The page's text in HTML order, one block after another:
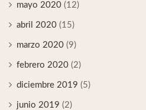
mayo 2020 (12)
abril 2020 (15)
marzo 2020 (9)
febrero 2020 (2)
diciembre 2019 (5)
junio 2019 (2)